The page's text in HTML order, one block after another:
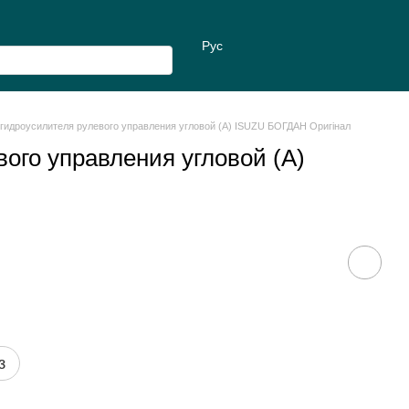
Рус
рулевого управления угловой (А) ISUZU БОГДАН Оригінал
управления угловой (А)